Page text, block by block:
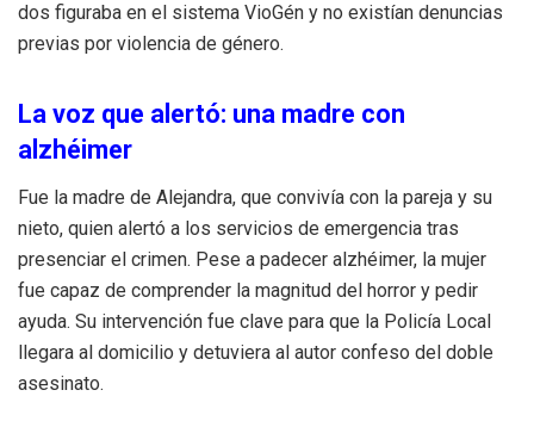
dos figuraba en el sistema VioGén y no existían denuncias
previas por violencia de género.
La voz que alertó: una madre con
alzhéimer
Fue la madre de Alejandra, que convivía con la pareja y su
nieto, quien alertó a los servicios de emergencia tras
presenciar el crimen. Pese a padecer alzhéimer, la mujer
fue capaz de comprender la magnitud del horror y pedir
ayuda. Su intervención fue clave para que la Policía Local
llegara al domicilio y detuviera al autor confeso del doble
asesinato.